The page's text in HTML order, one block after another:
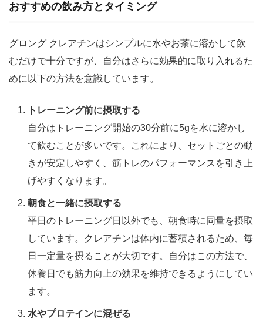
おすすめの飲み方とタイミング
グロング クレアチンはシンプルに水やお茶に溶かして飲
むだけで十分ですが、自分はさらに効果的に取り入れるた
めに以下の方法を意識しています。
トレーニング前に摂取する
自分はトレーニング開始の30分前に5gを水に溶かし
て飲むことが多いです。これにより、セットごとの動
きが安定しやすく、筋トレのパフォーマンスを引き上
げやすくなります。
朝食と一緒に摂取する
平日のトレーニング日以外でも、朝食時に同量を摂取
しています。クレアチンは体内に蓄積されるため、毎
日一定量を摂ることが大切です。自分はこの方法で、
休養日でも筋力向上の効果を維持できるようにしてい
ます。
水やプロテインに混ぜる